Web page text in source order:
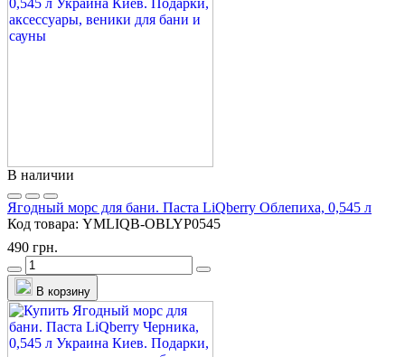
В наличии
Ягодный морс для бани. Паста LiQberry Облепиха, 0,545 л
Код товара: YMLIQB-OBLYP0545
490 грн.
В корзину